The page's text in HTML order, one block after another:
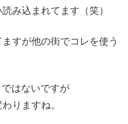
み込まれてます（笑）
すが他の街でコレを使う
はないですが
りますね。